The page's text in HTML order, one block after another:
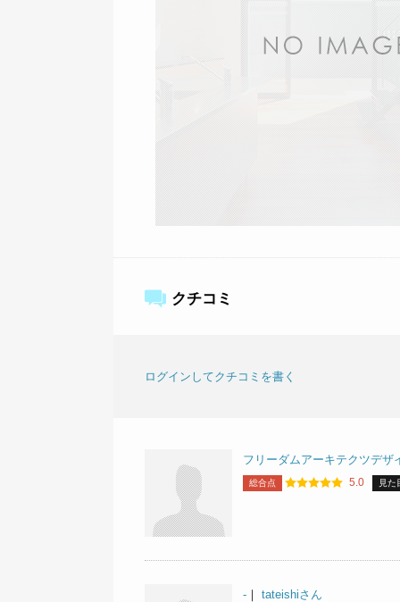
クチコミ
ログインしてクチコミを書く
フリーダムアーキテクツデザ
総合点 5.0 見た
- ｜ tateishiさん